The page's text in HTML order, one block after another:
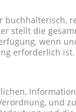
stellt die
wenn
erforderlich ist.
und